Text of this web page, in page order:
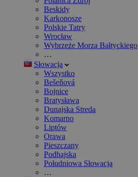
Beskidy
Karkonosze
Polskie Tatry
Wrocław
Wybrzeże Morza Bałtyckiego
…
Słowacja
Wszystko
Bešeňová
Bojnice
Bratysława
Dunajska Streda
Komarno
Liptów
Orawa
Pieszczany
Podhajska
Południowa Słowacja
…